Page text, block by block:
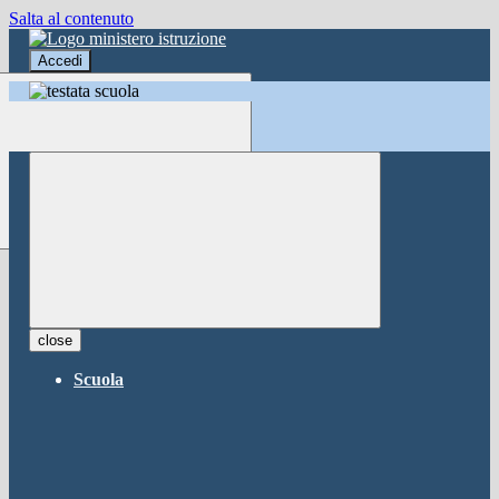
Salta al contenuto
Accedi
Accedi
button close ×
close
Scuola